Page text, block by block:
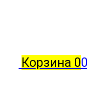
Корзина 0